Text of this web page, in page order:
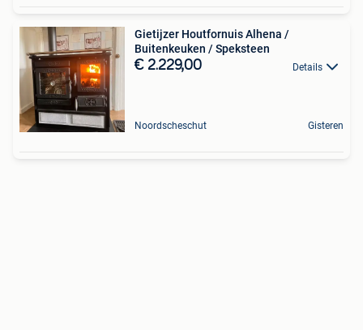
Gietijzer Houtfornuis Alhena /
Buitenkeuken / Speksteen
€ 2.229,00 Details
Noordscheschut Gisteren